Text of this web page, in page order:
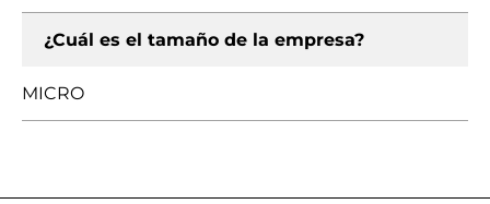
¿Cuál es el tamaño de la empresa?
MICRO